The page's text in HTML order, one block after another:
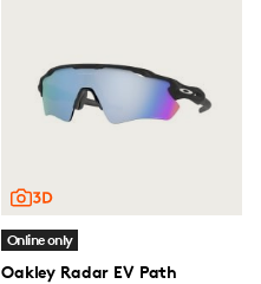
Online only
Oakley Radar EV Path